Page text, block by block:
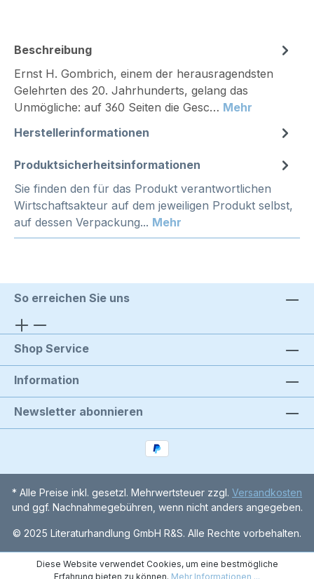
Beschreibung
Ernst H. Gombrich, einem der herausragendsten
Gelehrten des 20. Jahrhunderts, gelang das
Unmögliche: auf 360 Seiten die Gesc… Mehr
Herstellerinformationen
Produktsicherheitsinformationen
Sie finden den für das Produkt verantwortlichen
Wirtschaftsakteur auf dem jeweiligen Produkt selbst,
auf dessen Verpackung... Mehr
So erreichen Sie uns
Shop Service
Information
Newsletter abonnieren
* Alle Preise inkl. gesetzl. Mehrwertsteuer zzgl. Versandkosten
und ggf. Nachnahmegebühren, wenn nicht anders angegeben.
© 2025 Literaturhandlung GmbH R&S. Alle Rechte vorbehalten.
Diese Website verwendet Cookies, um eine bestmögliche
Erfahrung bieten zu können. Mehr Informationen ...